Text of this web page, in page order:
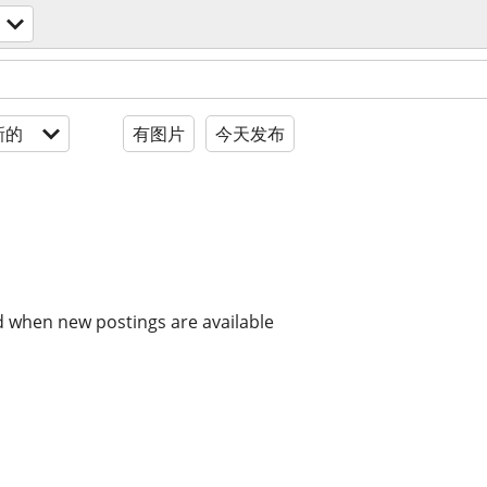
的 有图片 今天发布
new postings are available